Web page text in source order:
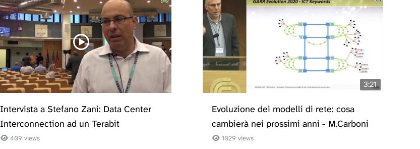
Intervista a Stefano Zani: Data Center
Interconnection ad un Terabit
409 views
3:21
Evoluzione dei modelli di rete: cosa
cambierà nei prossimi anni - M.Carboni
1029 views